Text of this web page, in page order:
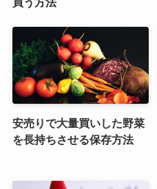
安売りで大量買いした野菜
を長持ちさせる保存方法